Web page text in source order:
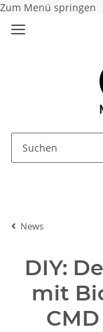
Zum Menü springen
News
DIY:
mit